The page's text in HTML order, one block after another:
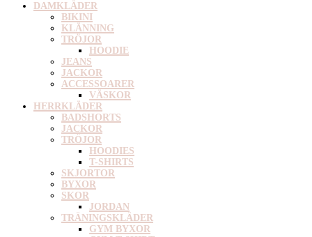
DAMKLÄDER
BIKINI
KLÄNNING
TRÖJOR
HOODIE
JEANS
JACKOR
ACCESSOARER
VÄSKOR
HERRKLÄDER
BADSHORTS
JACKOR
TRÖJOR
HOODIES
T-SHIRTS
SKJORTOR
BYXOR
SKOR
JORDAN
TRÄNINGSKLÄDER
GYM BYXOR